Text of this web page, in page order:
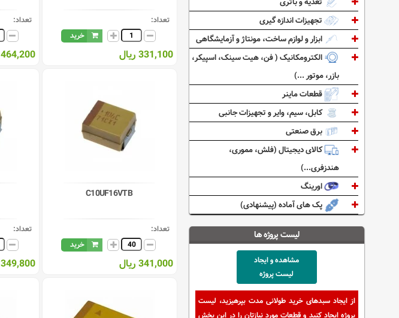
تعداد:
خرید
331,100 ریال
تعداد:
464,200 ریال
C10UF16VTB
تعداد:
خرید
341,000 ریال
تعداد:
349,800 ریال
تجهیزات اندازه گیری
ابزار و لوازم ساخت، مونتاژ و آزمایشگاهی
الکترومکانیک ( فن، هیت سینک، اسپیکر،
بازر، موتور ...)
قطعات ماینر
کابل، سیم، وایر و تجهیزات جانبی
برق صنعتی
کالای دیجیتال (فلش، مموری،
هندزفری...)
اورینگ
پک های آماده (پیشنهادی)
لیست پروژه ها
مشاهده و ایجاد
لیست پروژه
از ایجاد سبدهای خرید طولانی مدت بپرهیزید، لیست
پروژه ایجاد کنید و قطعات مورد نیازتان را در این بخش